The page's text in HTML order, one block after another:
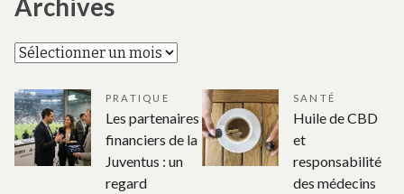
Archives
Archives
PRATIQUE
Les partenaires
financiers de la
Juventus : un
regard
SANTÉ
Huile de CBD
et
responsabilité
des médecins